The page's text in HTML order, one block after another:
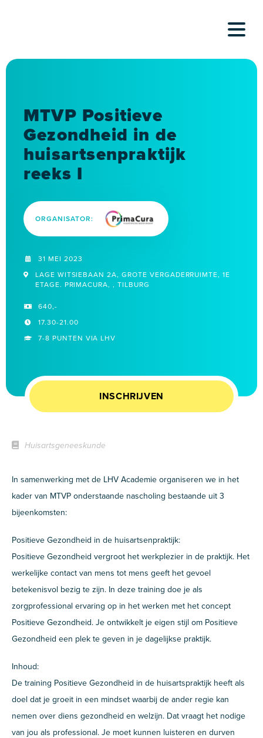
MTVP Positieve
Gezondheid in de
huisartsenpraktijk
reeks I
ORGANISATOR:
31 MEI 2023
LAGE WITSIEBAAN 2A, GROTE VERGADERRUIMTE, 1E
ETAGE. PRIMACURA, , TILBURG
640,-
17.30-21.00
7-8 PUNTEN VIA LHV
INSCHRIJVEN
Huisartsgeneeskunde
In samenwerking met de LHV Academie organiseren we in het
kader van MTVP onderstaande nascholing bestaande uit 3
bijeenkomsten:
Positieve Gezondheid in de huisartsenpraktijk:
Positieve Gezondheid vergroot het werkplezier in de praktijk. Het
werkelijke contact van mens tot mens geeft het gevoel
betekenisvol bezig te zijn. In deze training doe je als
zorgprofessional ervaring op in het werken met het concept
Positieve Gezondheid. Je ontwikkelt je eigen stijl om Positieve
Gezondheid een plek te geven in je dagelijkse praktijk.
Inhoud:
De training Positieve Gezondheid in de huisartspraktijk heeft als
doel dat je groeit in een mindset waarbij de ander regie kan
nemen over diens gezondheid en welzijn. Dat vraagt het nodige
van jou als professional. Je moet kunnen luisteren en durven